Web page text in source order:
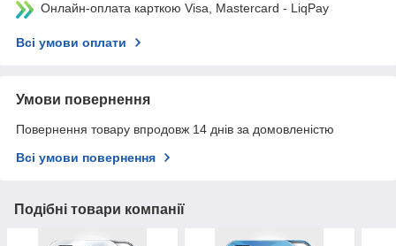
Онлайн-оплата карткою Visa, Mastercard - LiqPay
Всі умови оплати
Умови повернення
Повернення товару впродовж 14 днів за домовленістю
Всі умови повернення
Подібні товари компанії